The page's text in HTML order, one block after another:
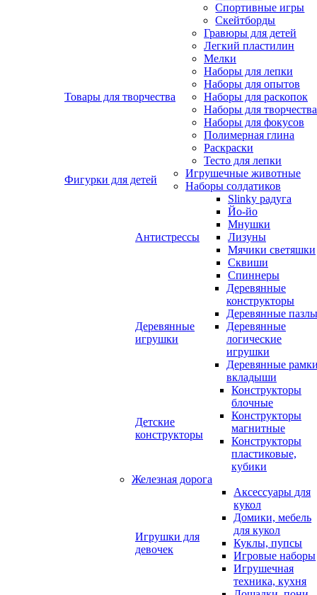
Спортивные игры
Скейтборды
Товары для творчества
Гравюры для детей
Легкий пластилин
Мелки
Наборы для лепки
Наборы для опытов
Наборы для раскопок
Наборы для творчества
Наборы для фокусов
Полимерная глина
Раскраски
Тесто для лепки
Фигурки для детей
Игрушечные животные
Наборы солдатиков
Антистрессы
Slinky радуга
Йо-йо
Мнушки
Лизуны
Мячики светяшки
Сквиши
Спиннеры
Деревянные
игрушки
Деревянные
конструкторы
Деревянные
Деревянные
логические
игрушки
Деревянные
вкладыши
Детские
конструкторы
Конструкторы
блочные
Конструкторы
магнитные
Конструкторы
пластиковые,
кубики
Железная дорога
Игрушки для
девочек
Аксессуары для
кукол
Домики, мебель
для кукол
Куклы, пупсы
Игровые наборы
Игрушечная
техника, кухня